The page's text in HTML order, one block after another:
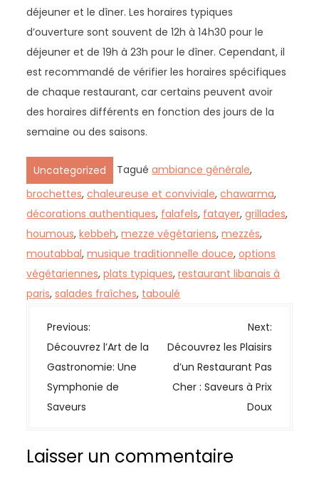
déjeuner et le dîner. Les horaires typiques
d’ouverture sont souvent de 12h à 14h30 pour le
déjeuner et de 19h à 23h pour le dîner. Cependant, il
est recommandé de vérifier les horaires spécifiques
de chaque restaurant, car certains peuvent avoir
des horaires différents en fonction des jours de la
semaine ou des saisons.
Uncategorized Taguéambiance générale,
brochettes,chaleureuse et conviviale,chawarma,
décorations authentiques, falafels, fatayer,grillades,
houmous,kebbeh,mezze végétariens,mezzés,
moutabbal,musique traditionnelle douce,options
végétariennes,plats typiques,restaurant libanais à
paris,salades fraîches, taboulé
N
a
v
i
g
i
Previous:
Découvrez l’Art de la
Gastronomie: Une
Symphonie de
Saveurs
Next:
Découvrez les Plaisirs
d’un Restaurant Pas
Cher : Saveurs à Prix
Doux
Laisser un commentaire